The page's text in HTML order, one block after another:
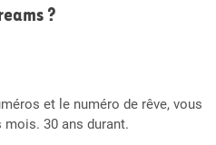
?
et le numéro de rêve, vous
mois. 30 ans durant.